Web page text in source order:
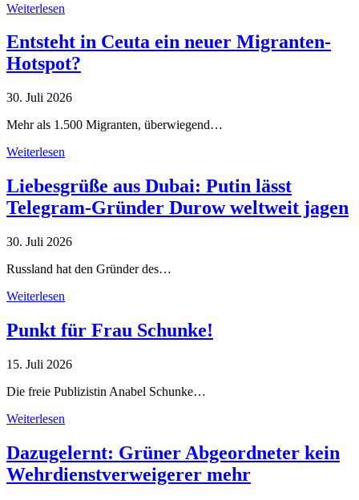
Weiterlesen
Entsteht in Ceuta ein neuer Migranten-
Hotspot?
30. Juli 2026
Mehr als 1.500 Migranten, überwiegend…
Weiterlesen
Liebesgrüße aus Dubai: Putin lässt
Telegram-Gründer Durow weltweit jagen
30. Juli 2026
Russland hat den Gründer des…
Weiterlesen
Punkt für Frau Schunke!
15. Juli 2026
Die freie Publizistin Anabel Schunke…
Weiterlesen
Dazugelernt: Grüner Abgeordneter kein
Wehrdienstverweigerer mehr